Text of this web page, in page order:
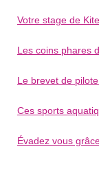
Votre stage de Kite
Les coins phares
Le brevet de pilote
Ces sports
Évadez vous grâce